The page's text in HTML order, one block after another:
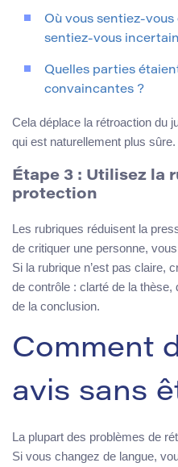
Où vous sentiez-
sentiez-vous
Quelles parties
convaincantes ?
Cela déplace la rétroaction du
qui est naturellement plus sûre.
Étape 3 : Utilisez la
protection
Les rubriques réduisent la
de critiquer une personne,
Si la rubrique n’est pas claire,
de contrôle : clarté de la thèse,
de la conclusion.
Comment
avis sans
La plupart des problèmes de
Si vous changez de langue,